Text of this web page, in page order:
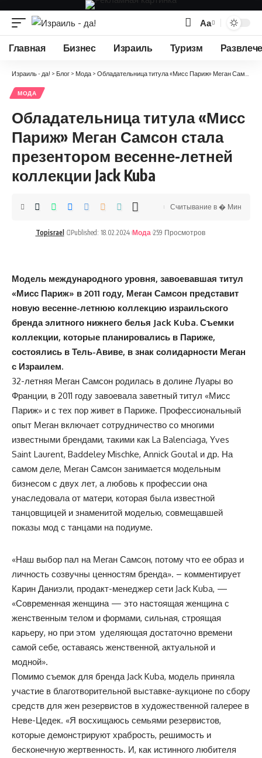
Изменение
размера
Аа
Главная Бизнес Израиль Туризм
Израиль - да! > Блог > Мода > Обладательница титула «Мисс Париж» Меган Самсон стала презентором весенне-летней коллекции Jack Kuba
МОДА
Обладательница титула «Мисс
Париж» Меган Самсон стала
презентором весенне-летней
коллекции Jack Kuba
Topisrael Published: 18.02.2024 Мода 259 Просмотров
Считывание в � Мин
Модель международного уровня, завоевавшая титул
«Мисс Париж» в 2011 году, Меган Самсон представит
новую весенне-летнюю коллекцию израильского
бренда элитного нижнего белья Jack Kuba. Съемки
коллекции, которые планировались в Париже,
состоялись в Тель-Авиве, в знак солидарности Меган
с Израилем.
32-летняя Меган Самсон родилась в долине Луары во
Франции, в 2011 году завоевала заветный титул «Мисс
Париж» и с тех пор живет в Париже. Профессиональный
опыт Меган включает сотрудничество со многими
известными брендами, такими как La Balenciaga, Yves
Saint Laurent, Baddeley Mischke, Annick Goutal и др. На
самом деле, Меган Самсон занимается модельным
бизнесом с двух лет, а любовь к профессии она
унаследовала от матери, которая была известной
танцовщицей и знаменитой моделью, совмещавшей
показы мод с танцами на подиуме.
«Наш выбор пал на Меган Самсон, потому что ее образ и
личность созвучны ценностям бренда». – комментирует
Карин Даниэли, продакт-менеджер сети Jack Kuba, —
«Современная женщина — это настоящая женщина с
женственным телом и формами, сильная, строящая
карьеру, но при этом уделяющая достаточно времени
самой себе, оставаясь женственной, актуальной и
модной».
Помимо съемок для бренда Jack Kuba, модель приняла
участие в благотворительной выставке-аукционе по сбору
средств для жен резервистов в художественной галерее в
Неве-Цедек. «Я восхищаюсь семьями резервистов,
которые демонстрируют храбрость, решимость и
бесконечную жертвенность. И, как истинного любителя